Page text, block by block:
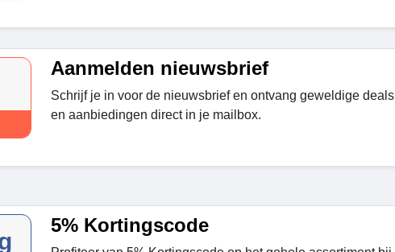
Aanmelden nieuwsbrief
Schrijf je in voor de nieuwsbrief en ontvang geweldige deals
en aanbiedingen direct in je mailbox.
5% Kortingscode